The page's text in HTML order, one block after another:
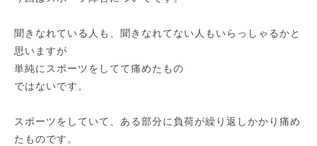
聞きなれている人も、聞きなれてない人もいらっしゃるかと
思いますが
単純にスポーツをしてて痛めたもの
ではないです。
スポーツをしていて、ある部分に負荷が繰り返しかかり痛め
たものです。